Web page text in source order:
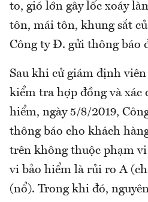
to, gió lớn gây lốc xoáy
tôn, mái tôn, khung sắt
Công ty Đ. gửi thông báo
Sau khi cử giám định
kiểm tra hợp đồng và xác
hiểm, ngày 5/8/2019,
thông báo cho khách
trên không thuộc phạm
vi bảo hiểm là rủi ro A
(nổ). Trong khi đó,